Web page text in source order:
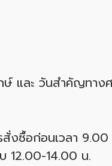
และ วันสำคัญทาง
งซื้อก่อนเวลา
12.00-14.00 น.